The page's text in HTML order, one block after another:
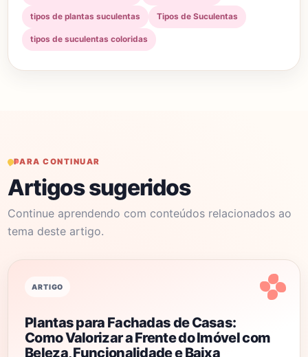
tipos de plantas suculentas Tipos de Suculentas
tipos de suculentas coloridas
PARA CONTINUAR
Artigos sugeridos
Continue aprendendo com conteúdos relacionados ao
tema deste artigo.
ARTIGO
Plantas para Fachadas de Casas:
Como Valorizar a Frente do Imóvel com
Beleza, Funcionalidade e Baixa